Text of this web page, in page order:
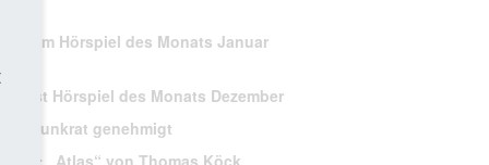
zum Hörspiel des Monats Januar
ist Hörspiel des Monats Dezember
genehmigt
„Atlas“ von Thomas Köck